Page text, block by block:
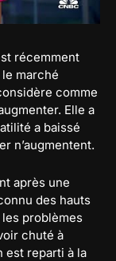
récemment
marché
comme
Elle a
a baissé
n’augmentent.
après une
des hauts
problèmes
chuté à
est reparti à la